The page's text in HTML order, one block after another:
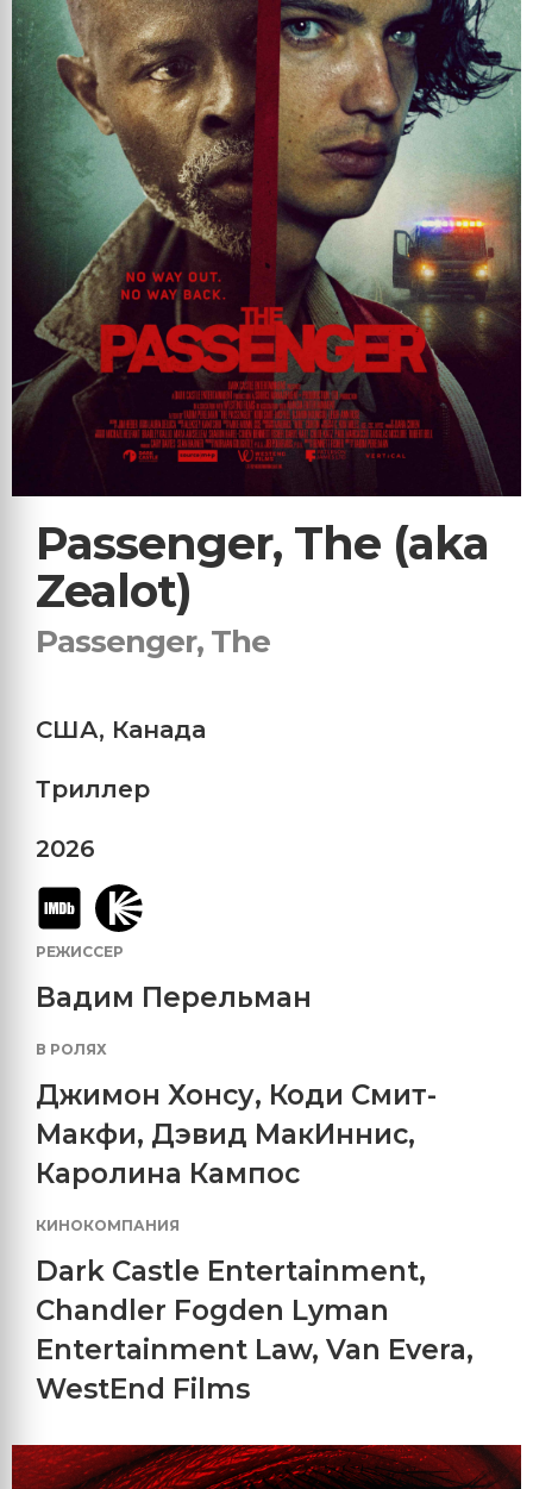
Passenger, The (aka
Zealot)
Passenger, The
США, Канада
Триллер
2026
РЕЖИССЕР
Вадим Перельман
В РОЛЯХ
Джимон Хонсу, Коди Смит-
Макфи, Дэвид МакИннис,
Каролина Кампос
КИНОКОМПАНИЯ
Dark Castle Entertainment,
Chandler Fogden Lyman
Entertainment Law, Van Evera,
WestEnd Films